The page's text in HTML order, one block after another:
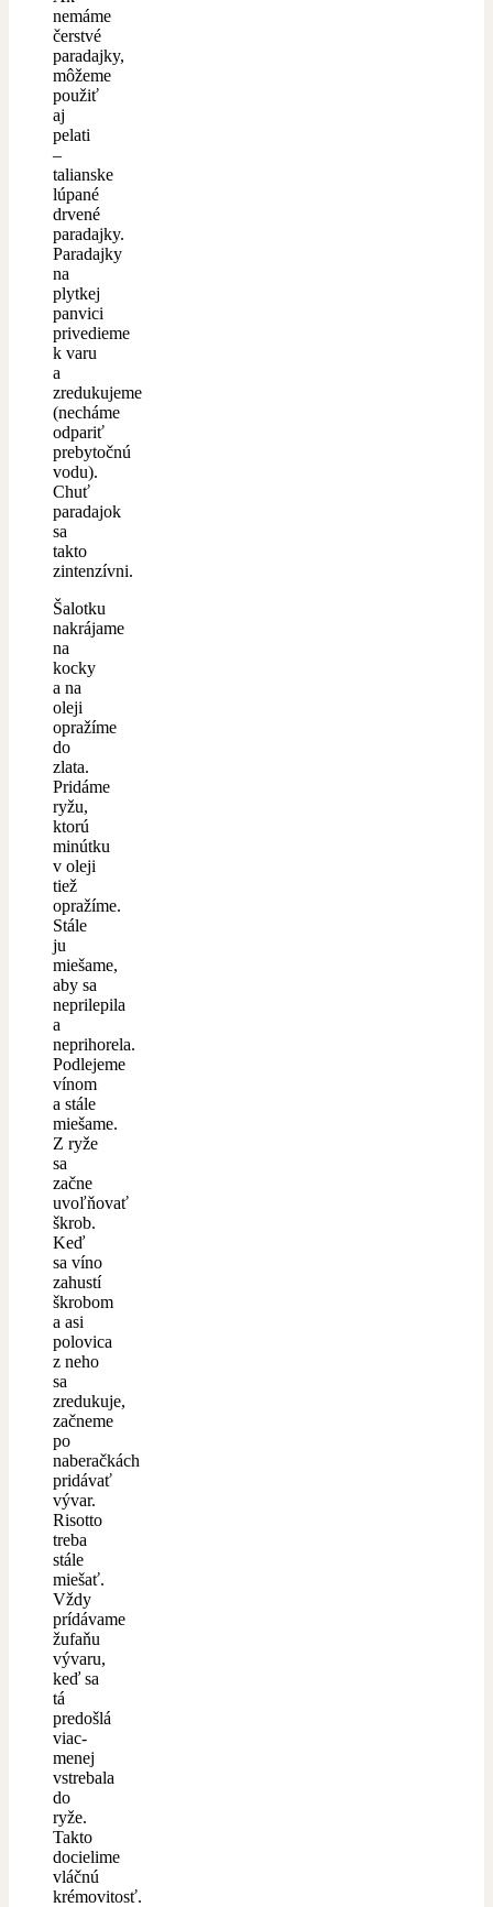
nemáme
čerstvé
paradajky,
môžeme
použiť
aj
pelati
–
talianske
lúpané
drvené
paradajky.
Paradajky
na
plytkej
panvici
privedieme
k varu
a
zredukujeme
(necháme
odpariť
prebytočnú
vodu).
Chuť
paradajok
sa
takto
zintenzívni.
Šalotku
nakrájame
na
kocky
a na
oleji
opražíme
do
zlata.
Pridáme
ryžu,
ktorú
minútku
v oleji
tiež
opražíme.
Stále
ju
miešame,
aby sa
neprilepila
a
neprihorela.
Podlejeme
vínom
a stále
miešame.
Z ryže
sa
začne
uvoľňovať
škrob.
Keď
sa víno
zahustí
škrobom
a asi
polovica
z neho
sa
zredukuje,
začneme
po
naberačkách
pridávať
vývar.
Risotto
treba
stále
miešať.
Vždy
prídávame
žufaňu
vývaru,
keď sa
tá
predošlá
viac-
menej
vstrebala
do
ryže.
Takto
docielime
vláčnú
krémovitosť.